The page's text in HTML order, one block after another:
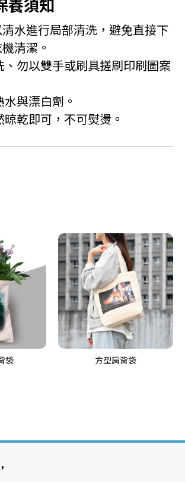
養須知
水進行局部清洗，避免直接下
清潔。
、勿以雙手或刷具搓刷印刷圖案
與漂白劑。
乾即可，不可熨燙。
袋 方型肩背袋